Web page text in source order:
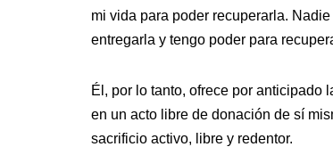
mi vida para poder recuperarla.
entregarla y tengo poder para
Él, por lo tanto, ofrece por anticipado
en un acto libre de donación de sí
sacrificio activo, libre y redentor.